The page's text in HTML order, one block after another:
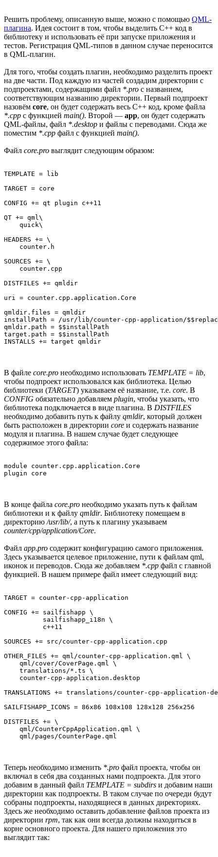
Решить проблему, описанную выше, можно с помощью QML-
плагина. Идея состоит в том, чтобы выделить C++ код в
библиотеку и использовать её при запуске приложения и
тестов. Регистрация QML-типов в данном случае переносится
в QML-плагин.
Для того, чтобы создать плагин, необходимо разделить проект
на две части. Под каждую из частей создадим директории с
подпроектами, содержащими файл *.pro с названием,
соответствующим названию директории. Первый подпроект
назовём core, он будет содержать весь C++ код, кроме файла
*.cpp с функцией main(). Второй — app, он будет содержать
QML-файлы, файл *.desktop и файлы с переводами. Сюда же
поместим *.cpp файл с функцией main().
Файл core.pro выглядит следующим образом:
TEMPLATE = lib
TARGET = core
CONFIG += qt plugin c++11
QT += qml\
    quick\
HEADERS += \
    counter.h
SOURCES += \
    counter.cpp
DISTFILES += qmldir
uri = counter.cpp.application.Core
qmldir.files = qmldir
installPath = /usr/lib/counter-cpp-application/
qmldir.path = $$installPath
target.path = $$installPath
В файле core.pro необходимо использовать TEMPLATE = lib,
чтобы подпроект использовался как библиотека. Целью
библиотеки (TARGET) указываем её название, т.е. core. В
CONFIG обязательно добавляем plugin, чтобы указать, что
библиотека подключается в виде плагина. В DISTFILES
необходимо добавить путь к файлу qmldir, который должен
быть расположен в директории core и содержать название
модуля и плагина. В нашем случае будет следующее
содержимое этого файла:
module counter.cpp.application.Core
В конце файла core.pro необходимо указать путь к файлам
библиотеки и к файлу qmldir. Библиотеку помещаем в
директорию /usr/lib/, а путь к плагину указываем
counter/cpp/application/Core.
Файл app.pro содержит конфигурацию самого приложения.
Здесь указывается целевое приложение, пути к файлам qml,
иконок и переводов. Сюда же добавляем *.cpp файл с главной
функцией. В нашем примере файл имеет следующий вид:
TARGET = counter-cpp-application
CONFIG += sailfishapp \
          sailfishapp_i18n \
          c++11
SOURCES += src/counter-cpp-application.cpp
OTHER_FILES += qml/counter-cpp-application.qml \
    qml/cover/CoverPage.qml \
    translations/*.ts \
    counter-cpp-application.desktop
TRANSLATIONS += translations/counter-cpp-application-
SAILFISHAPP_ICONS = 86x86 108x108 128x128 256x256
DISTFILES += \
    qml/CounterCppApplication.qml \
Теперь необходимо изменить *.pro файл проекта, чтобы он
включал в себя два созданных нами подпроекта. Для этого
добавим в данный файл TEMPLATE = subdirs и добавим наши
директории как подпроекты. В таком случае по очереди будут
собраны подпроекты, находящиеся в данных директориях.
Здесь же необходимо оставить добавление файлов проекта из
директории rpm, так как они всегда должны находиться в
корне основного проекта. Для нашего приложения это
выглядит так: